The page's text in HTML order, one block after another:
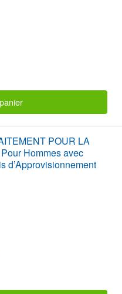
POUR LA
Hommes avec
d’Approvisionnement